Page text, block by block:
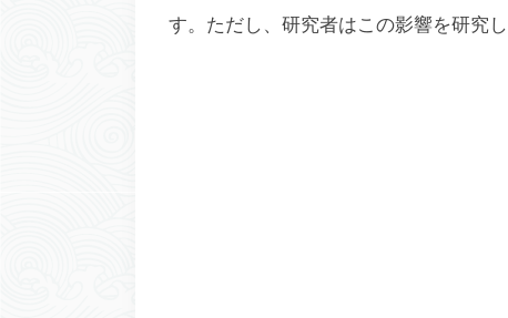
す。ただし、研究者はこの影響を研究